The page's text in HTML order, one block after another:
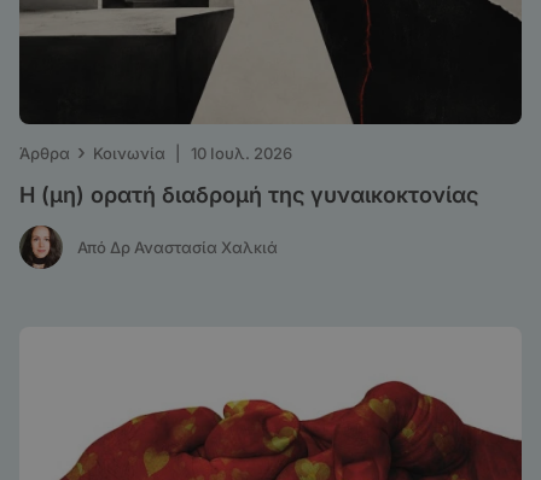
Άρθρα › Κοινωνία 10 Ιουλ. 2026
Η (μη) ορατή διαδρομή της γυναικοκτονίας
Από Δρ Αναστασία Χαλκιά